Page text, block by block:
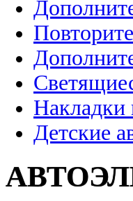
Накладки
Детские